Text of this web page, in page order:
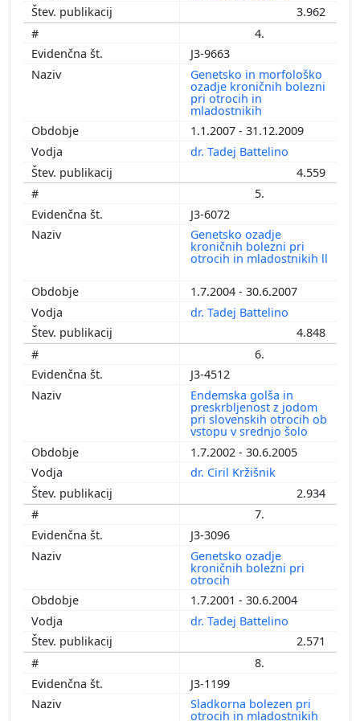
3.962
4.
J3-9663
Genetsko in morfološko
ozadje kroničnih bolezni
pri otrocih in
mladostnikih
1.1.2007 - 31.12.2009
dr. Tadej Battelino
4.559
5.
J3-6072
Genetsko ozadje
kroničnih bolezni pri
otrocih in mladostnikih ll
1.7.2004 - 30.6.2007
dr. Tadej Battelino
4.848
6.
J3-4512
Endemska golša in
preskrbljenost z jodom
pri slovenskih otrocih ob
vstopu v srednjo šolo
1.7.2002 - 30.6.2005
dr. Ciril Kržišnik
2.934
7.
J3-3096
Genetsko ozadje
kroničnih bolezni pri
otrocih
1.7.2001 - 30.6.2004
dr. Tadej Battelino
2.571
8.
J3-1199
Sladkorna bolezen pri
otrocih in mladostnikih